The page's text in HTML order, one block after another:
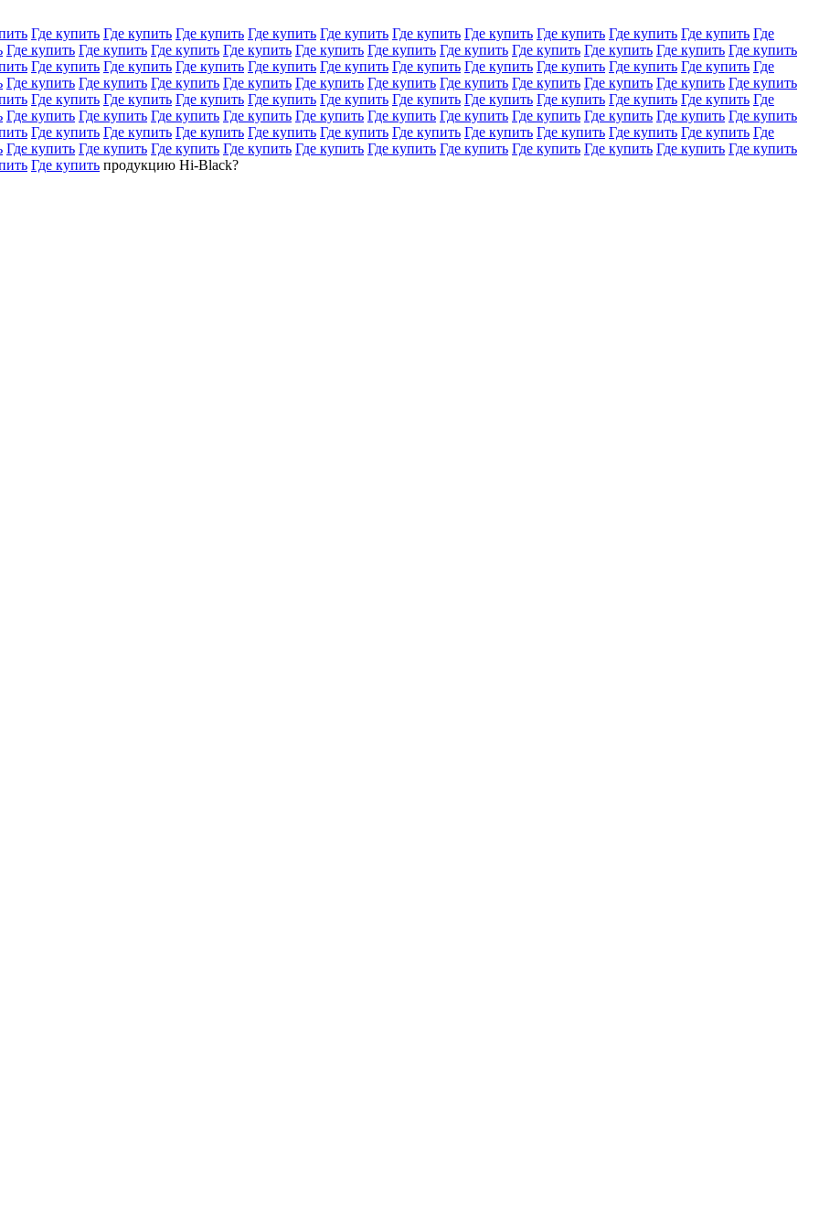
Где купить Где купить Где купить Где купить Где купить Где купить Где купить Где купить Где купить Где купить Где
Где купить Где купить Где купить Где купить Где купить Где купить Где купить Где купить Где купить Где купить Где купить
Где купить Где купить Где купить Где купить Где купить Где купить Где купить Где купить Где купить Где купить Где
Где купить Где купить Где купить Где купить Где купить Где купить Где купить Где купить Где купить Где купить Где купить
Где купить Где купить Где купить Где купить Где купить Где купить Где купить Где купить Где купить Где купить Где
Где купить Где купить Где купить Где купить Где купить Где купить Где купить Где купить Где купить Где купить Где купить
Где купить Где купить Где купить Где купить Где купить Где купить Где купить Где купить Где купить Где купить Где
Где купить Где купить Где купить Где купить Где купить Где купить Где купить Где купить Где купить Где купить Где купить
Где купить продукцию Hi-Black?